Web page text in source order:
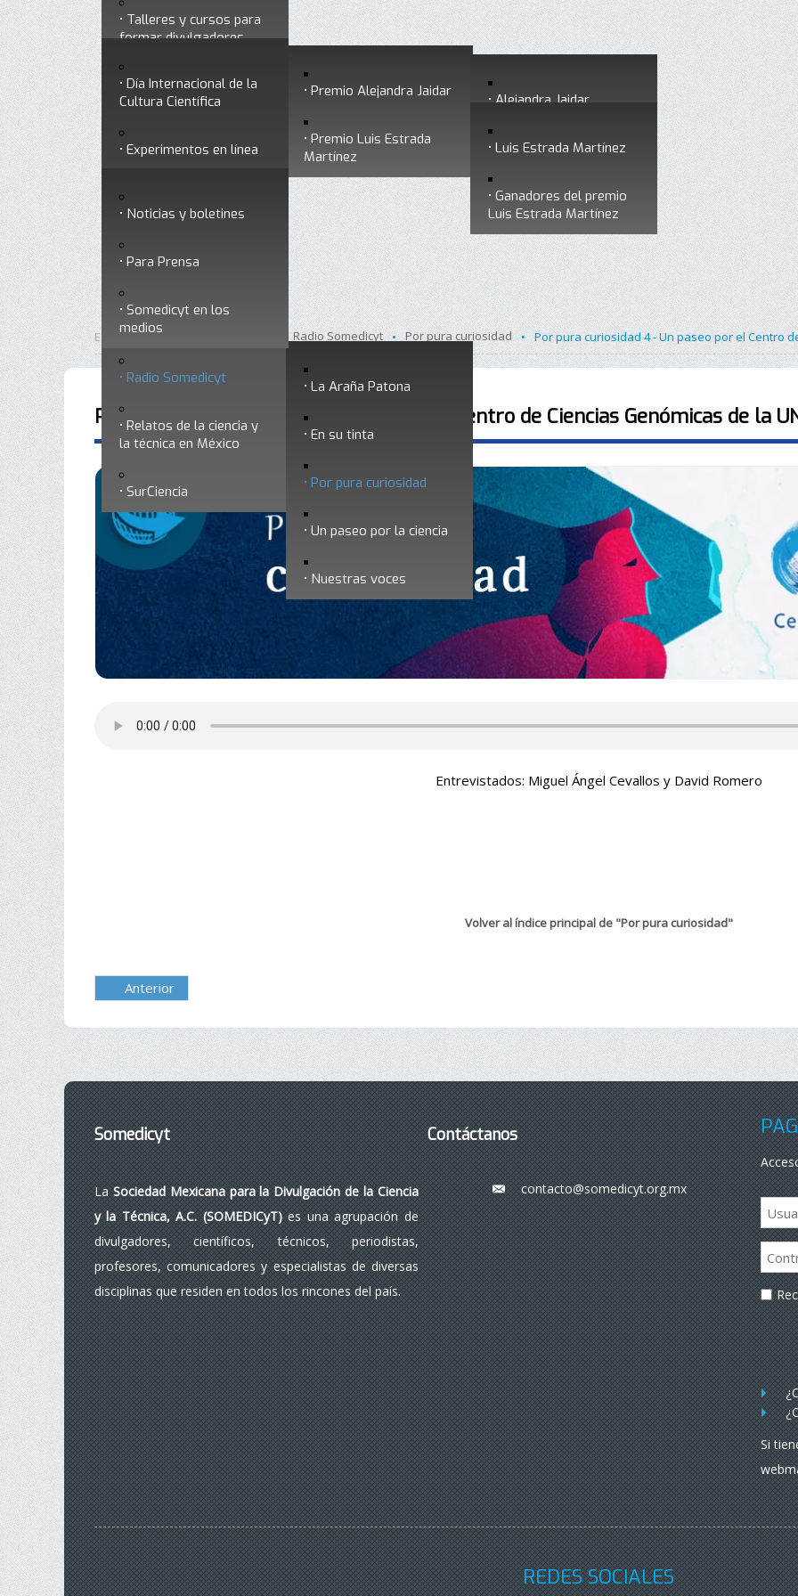
Historia
Premios a divulgadores Premio Alejandra Jaidar Alejandra Jaidar
Ganadores del premio
Premio Luis Estrada
Martínez
Luis Estrada Martínez
Ganadores del premio
Luis Estrada Martínez
Talleres y cursos para
formar divulgadores
Otros servicios
Divulgación
Día Internacional de la
Cultura Científica
Experimentos en línea
Ciencia y Tecnología
Nuestra ciencia
responde
Radio Somedicyt La Araña Patona
En su tinta
Por pura curiosidad
Un paseo por la ciencia
Nuestras voces
Relatos de la ciencia y
la técnica en México
SurCiencia
Noticias
Noticias y boletines
Para Prensa
Somedicyt en los
medios
Está aquí: Inicio Radio Somedicyt • Por pura curiosidad • Por pura curiosidad 4 - Un paseo por el Centro
Por pura curiosidad 4 - Un paseo por el Centro de Ciencias Genómicas de la
Entrevistados: Miguel Ángel Cevallos y David Romero
Volver al índice principal de "Por pura curiosidad"
Anterior
Somedicyt
LaSociedad Mexicana para la Divulgación de la Ciencia
y la Técnica, A.C. (SOMEDICyT)es una agrupación de
divulgadores, científicos, técnicos, periodistas,
profesores, comunicadores y especialistas de diversas
disciplinas que residen en todos los rincones del país.
Contáctanos
___contacto@somedicyt.org.mx
Si
REDES SOCIALES